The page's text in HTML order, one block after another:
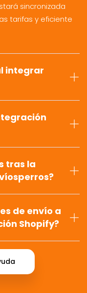
sincronizada
tarifas y eficiente
integrar
tras la
de envío a
Shopify?